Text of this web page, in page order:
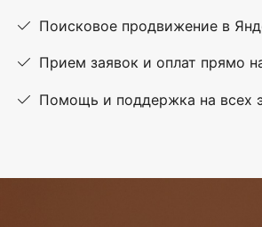
Поисковое продвижение в
Прием заявок и оплат прямо
Помощь и поддержка на всех